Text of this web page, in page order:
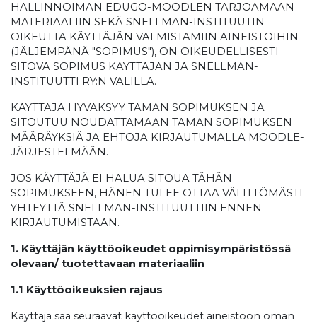
HALLINNOIMAN EDUGO-MOODLEN TARJOAMAAN
MATERIAALIIN SEKÄ SNELLMAN-INSTITUUTIN
OIKEUTTA KÄYTTÄJÄN VALMISTAMIIN AINEISTOIHIN
(JÄLJEMPÄNÄ "SOPIMUS"), ON OIKEUDELLISESTI
SITOVA SOPIMUS KÄYTTÄJÄN JA SNELLMAN-
INSTITUUTTI RY:N VÄLILLÄ.
KÄYTTÄJÄ HYVÄKSYY TÄMÄN SOPIMUKSEN JA
SITOUTUU NOUDATTAMAAN TÄMÄN SOPIMUKSEN
MÄÄRÄYKSIÄ JA EHTOJA KIRJAUTUMALLA MOODLE-
JÄRJESTELMÄÄN.
JOS KÄYTTÄJÄ EI HALUA SITOUA TÄHÄN
SOPIMUKSEEN, HÄNEN TULEE OTTAA VÄLITTÖMÄSTI
YHTEYTTÄ SNELLMAN-INSTITUUTTIIN ENNEN
KIRJAUTUMISTAAN.
1. Käyttäjän käyttöoikeudet oppimisympäristössä
olevaan/ tuotettavaan materiaaliin
1.1 Käyttöoikeuksien rajaus
Käyttäjä saa seuraavat käyttöoikeudet aineistoon oman